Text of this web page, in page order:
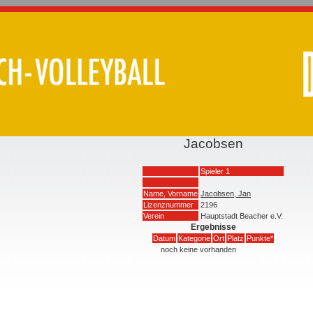
Jacobsen
Spieler 1
Name, Vorname Jacobsen, Jan
Lizenznummer
2196
Verein
Hauptstadt Beacher e.V.
Ergebnisse
Datum Kategorie Ort Platz Punkte*
noch keine vorhanden